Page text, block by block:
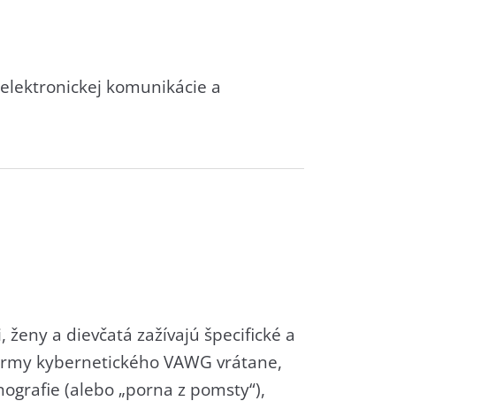
komunikácie a
a dievčatá zažívajú špecifické a
kybernetického VAWG vrátane,
(alebo „porna z pomsty“),